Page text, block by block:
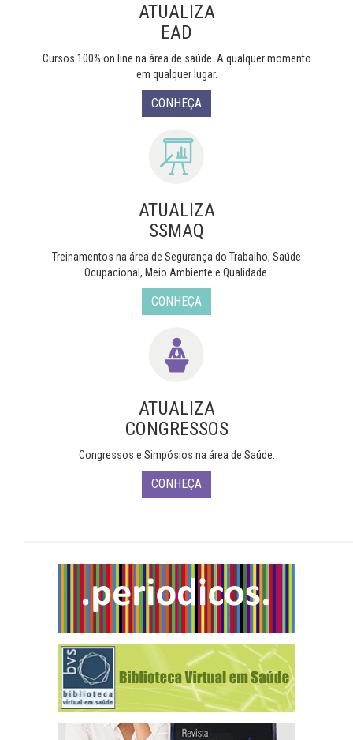
ATUALIZA
EAD
Cursos 100% on line na área de saúde. A qualquer momento
em qualquer lugar.
CONHEÇA
ATUALIZA
SSMAQ
Treinamentos na área de Segurança do Trabalho, Saúde
Ocupacional, Meio Ambiente e Qualidade.
CONHEÇA
ATUALIZA
CONGRESSOS
Congressos e Simpósios na área de Saúde.
CONHEÇA